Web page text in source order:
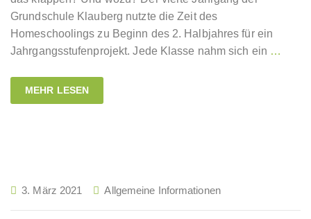
Grundschule Klauberg nutzte die Zeit des
Homeschoolings zu Beginn des 2. Halbjahres für ein
Jahrgangsstufenprojekt. Jede Klasse nahm sich ein …
MEHR LESEN
3. März 2021 Allgemeine Informationen